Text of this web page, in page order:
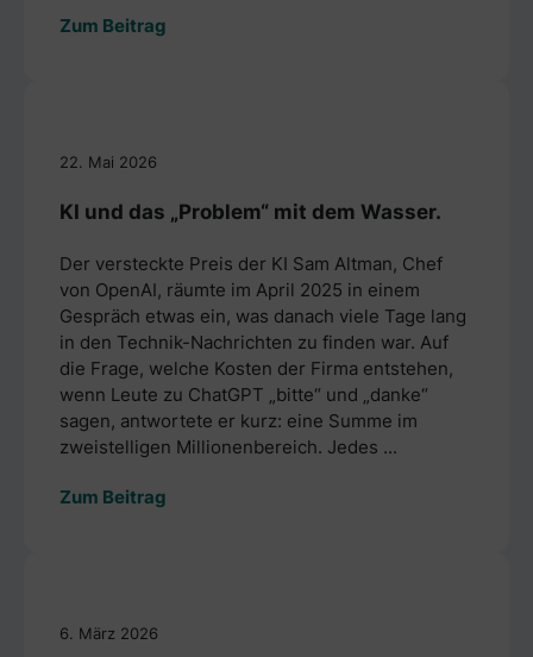
Zum Beitrag
22. Mai 2026
KI und das „Problem“ mit dem Wasser.
Der versteckte Preis der KI Sam Altman, Chef
von OpenAI, räumte im April 2025 in einem
Gespräch etwas ein, was danach viele Tage lang
in den Technik-Nachrichten zu finden war. Auf
die Frage, welche Kosten der Firma entstehen,
wenn Leute zu ChatGPT „bitte“ und „danke“
sagen, antwortete er kurz: eine Summe im
zweistelligen Millionenbereich. Jedes ...
Zum Beitrag
6. März 2026